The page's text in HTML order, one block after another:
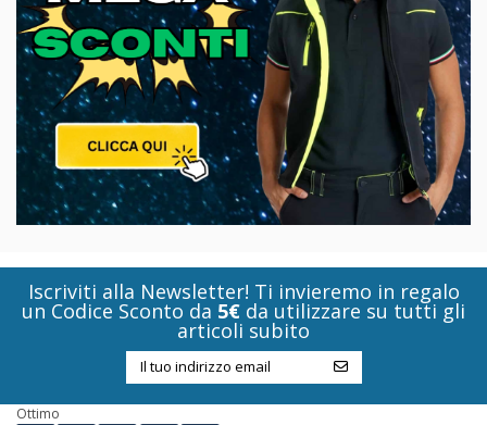
Iscriviti alla Newsletter! Ti invieremo in regalo
un Codice Sconto da 5€ da utilizzare su tutti gli
articoli subito
Ottimo